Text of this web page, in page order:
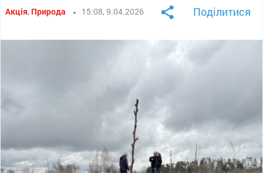
Акція, Природа 15:08, 9.04.2026 Поділитися